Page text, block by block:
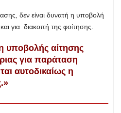
δεν είναι δυνατή η υποβολή
για διακοπή της φοίτησης.
υποβολής αίτησης
για παράταση
αυτοδικαίως η